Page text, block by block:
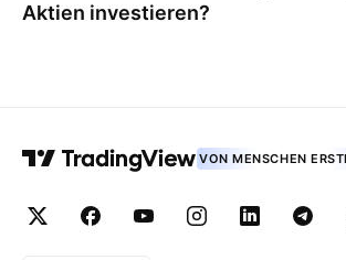
Aktien investieren?
VON MENSCHEN